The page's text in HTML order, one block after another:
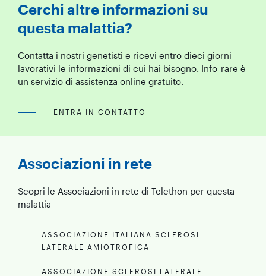
Cerchi altre informazioni su
questa malattia?
Contatta i nostri genetisti e ricevi entro dieci giorni
lavorativi le informazioni di cui hai bisogno. Info_rare è
un servizio di assistenza online gratuito.
ENTRA IN CONTATTO
Associazioni in rete
Scopri le Associazioni in rete di Telethon per questa
malattia
ASSOCIAZIONE ITALIANA SCLEROSI
LATERALE AMIOTROFICA
ASSOCIAZIONE SCLEROSI LATERALE